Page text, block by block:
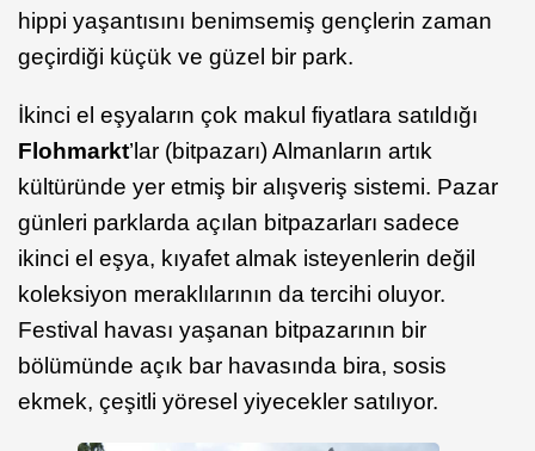
hippi yaşantısını benimsemiş gençlerin zaman
geçirdiği küçük ve güzel bir park.
İkinci el eşyaların çok makul fiyatlara satıldığı
Flohmarkt’lar (bitpazarı) Almanların artık
kültüründe yer etmiş bir alışveriş sistemi. Pazar
günleri parklarda açılan bitpazarları sadece
ikinci el eşya, kıyafet almak isteyenlerin değil
koleksiyon meraklılarının da tercihi oluyor.
Festival havası yaşanan bitpazarının bir
bölümünde açık bar havasında bira, sosis
ekmek, çeşitli yöresel yiyecekler satılıyor.